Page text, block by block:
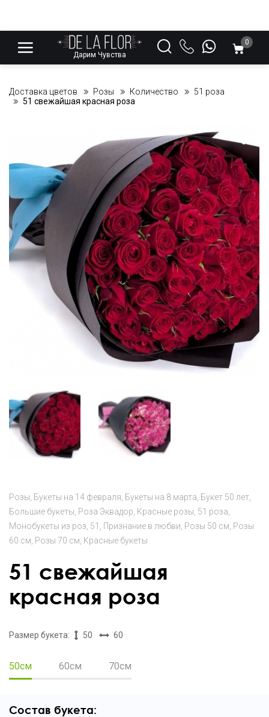
Дарим Чувства
0
Доставка цветов Розы Количество
51 роза
51 свежайшая красная роза
Розы Букеты на 14 февраля Букеты на 8 марта Букет 50 лет
Большие букеты Роза Эквадор Красные розы 51 роза
Монобукеты из роз 51 Признание в любви Розы 50 см Розы
60 см Розы 70 см Красные букеты
51 свежайшая
красная роза
Размер букета: 50 60
50см 60см 70см
Состав букета: